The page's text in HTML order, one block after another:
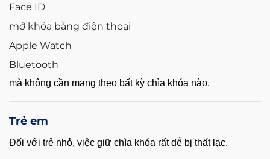
Face ID
mở khóa bằng điện thoại
Apple Watch
Bluetooth
mà không cần mang theo bất kỳ chìa khóa nào.
Trẻ em
Đối với trẻ nhỏ, việc giữ chìa khóa rất dễ bị thất lạc.